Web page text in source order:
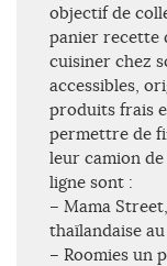
objectif de
panier recette
cuisiner chez
accessibles,
produits frais
permettre de
leur camion
ligne sont :
– Mama
thaïlandaise
– Roomies un